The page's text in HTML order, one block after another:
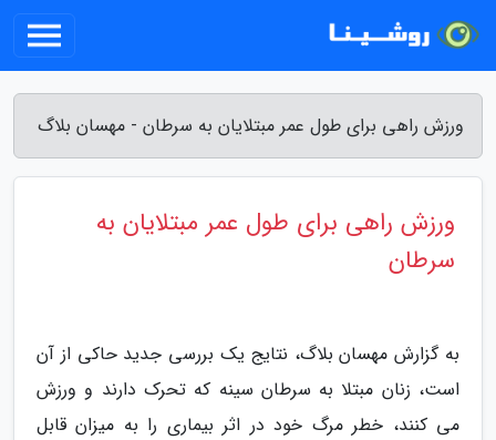
ورزش راهی برای طول عمر مبتلایان به سرطان - مهسان بلاگ
ورزش راهی برای طول عمر مبتلایان به
سرطان
به گزارش مهسان بلاگ، نتایج یک بررسی جدید حاکی از آن
است، زنان مبتلا به سرطان سینه که تحرک دارند و ورزش
می کنند، خطر مرگ خود در اثر بیماری را به میزان قابل